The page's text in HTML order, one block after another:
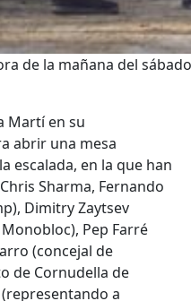
de la mañana del
Martí en su
abrir una mesa
escalada, en la que han
Sharma, Fernando
Dimitry Zaytsev
Pep Farré
(concejal de
de Cornudella de
a